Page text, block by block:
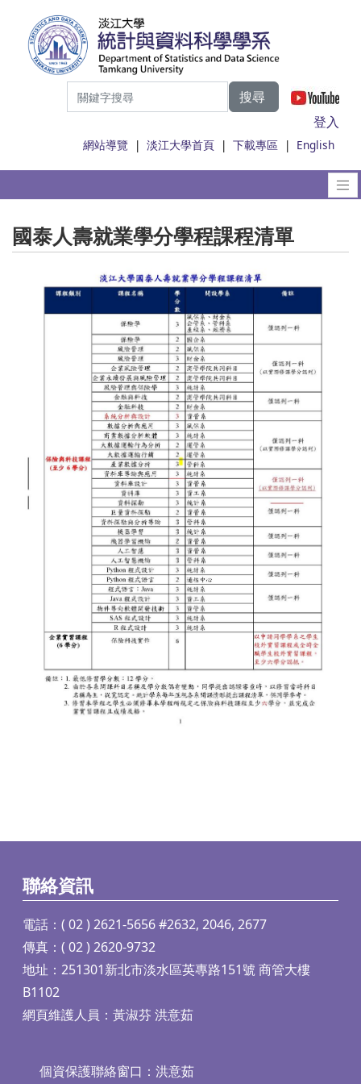
搜尋
登入
網站導覽 |淡江大學首頁 |下載專區 | English
國泰人壽就業學分學程課程清單
聯絡資訊
電話：( 02 ) 2621-5656 #2632, 2046, 2677
傳真：( 02 ) 2620-9732
地址：251301新北市淡水區英專路151號 商管大樓
B1102
網頁維護人員：黃淑芬 洪意茹
個資保護聯絡窗口：洪意茹